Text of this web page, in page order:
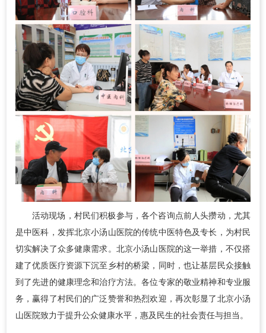
活动现场，村民们积极参与，各个咨询点前人头攒动，尤其
是中医科，发挥北京小汤山医院的传统中医特色及专长，为村民
切实解决了众多健康需求。北京小汤山医院的这一举措，不仅搭
建了优质医疗资源下沉至乡村的桥梁，同时，也让基层民众接触
到了先进的健康理念和治疗方法。各位专家的敬业精神和专业服
务，赢得了村民们的广泛赞誉和热烈欢迎，再次彰显了北京小汤
山医院致力于提升公众健康水平，惠及民生的社会责任与担当。